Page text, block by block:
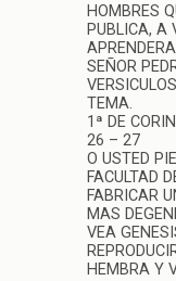
HOMBRES
PUBLICA, A
SEÑOR
TEMA.
1ª DE
26 – 27
O USTED
FACULTAD
FABRICAR
MAS
VEA
HEMBRA Y